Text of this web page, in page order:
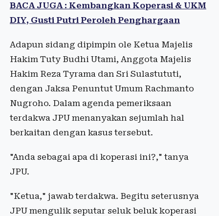
BACA JUGA : Kembangkan Koperasi & UKM
DIY, Gusti Putri Peroleh Penghargaan
Adapun sidang dipimpin ole Ketua Majelis
Hakim Tuty Budhi Utami, Anggota Majelis
Hakim Reza Tyrama dan Sri Sulastututi,
dengan Jaksa Penuntut Umum Rachmanto
Nugroho. Dalam agenda pemeriksaan
terdakwa JPU menanyakan sejumlah hal
berkaitan dengan kasus tersebut.
"Anda sebagai apa di koperasi ini?," tanya
JPU.
"Ketua," jawab terdakwa. Begitu seterusnya
JPU mengulik seputar seluk beluk koperasi